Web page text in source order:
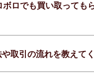
ボロでも買い取っても
取引の流れを教えてく